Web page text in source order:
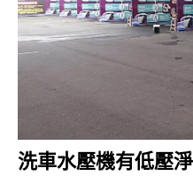
洗車水壓機有低壓